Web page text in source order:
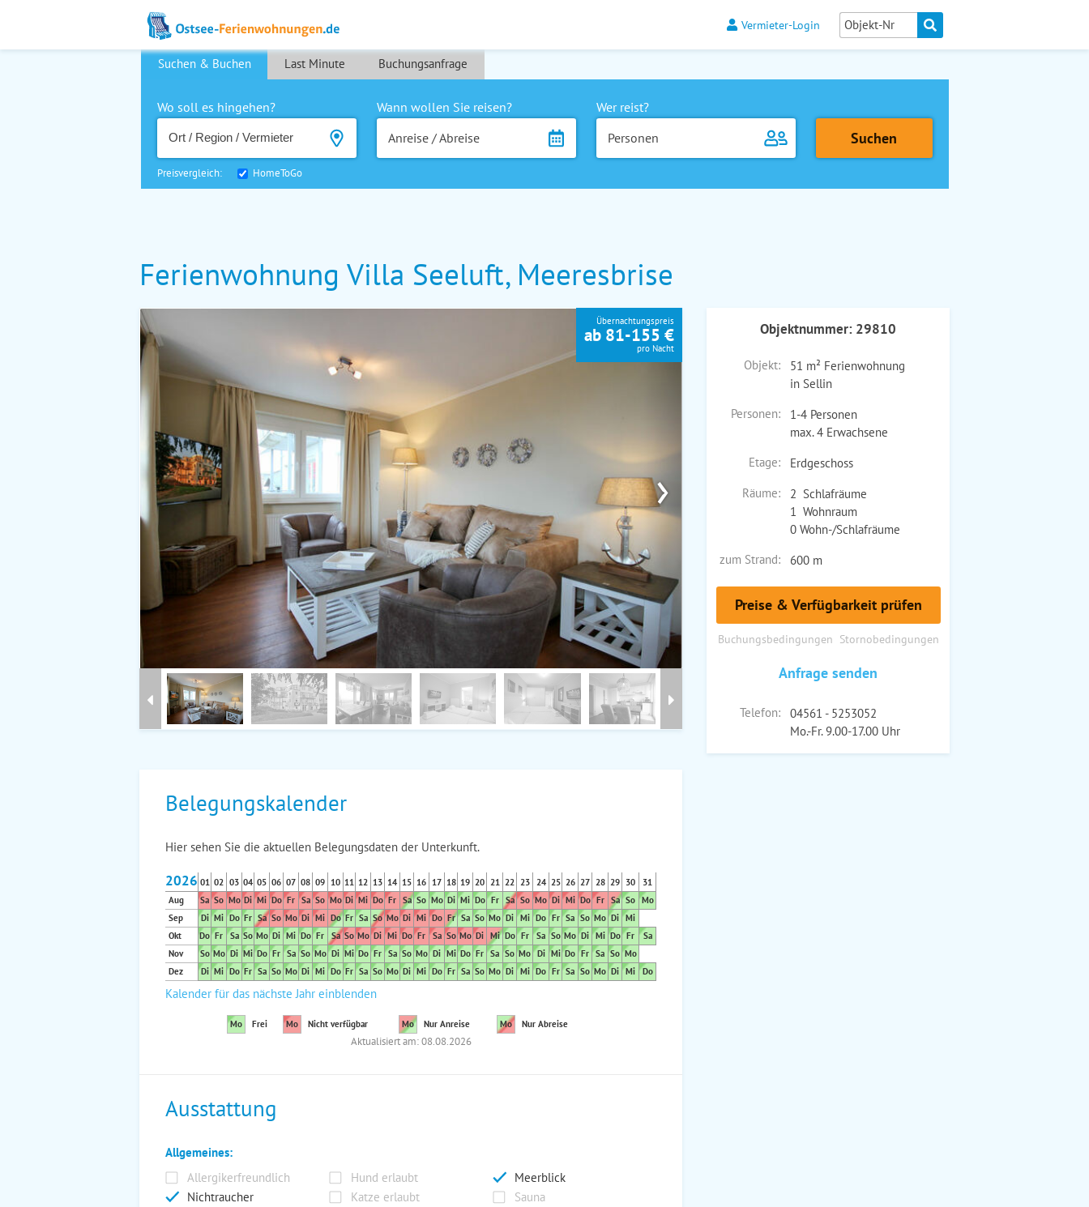
Vermieter-Login
Suchen & Buchen Last Minute Buchungsanfrage
Wo soll es hingehen?
Wann wollen Sie reisen?
Anreise / Abreise
Wer reist?
Personen
Preisvergleich: HomeToGo
Ferienwohnung Villa Seeluft, Meeresbrise
›
Übernachtungspreis
ab 81-155 €
pro Nacht
Objektnummer: 29810
Objekt:
51 m² Ferienwohnung
in Sellin
Personen:
1-4 Personen
max. 4 Erwachsene
Etage:
Erdgeschoss
Räume:
2 Schlafräume
1 Wohnraum
0 Wohn-/Schlafräume
zum Strand:
600 m
Preise & Verfügbarkeit prüfen
Buchungsbedingungen Stornobedingungen
Anfrage senden
Telefon:
04561 - 5253052
Mo.-Fr. 9.00-17.00 Uhr
Belegungskalender
Hier sehen Sie die aktuellen Belegungsdaten der Unterkunft.
2026 01 02 03 04 05 06 07 08 09 10 11 12 13 14 15 16 17 18 19 20 21 22 23 24 25 26 27 28 29 30
31
Aug
Sa So Mo Di Mi Do Fr Sa So Mo Di Mi Do Fr Sa So Mo Di Mi Do Fr Sa So Mo Di Mi Do Fr Sa So Mo
Sep
Di Mi Do Fr Sa So Mo Di Mi Do Fr Sa So Mo Di Mi Do Fr Sa So Mo Di Mi Do Fr Sa So Mo Di Mi
Okt
Do Fr Sa So Mo Di Mi Do Fr Sa So Mo Di Mi Do Fr Sa So Mo Di Mi Do Fr Sa So Mo Di Mi Do Fr
Sa
Nov
So Mo Di Mi Do Fr Sa So Mo Di Mi Do Fr Sa So Mo Di Mi Do Fr Sa So Mo Di Mi Do Fr Sa So Mo
Dez
Di Mi Do Fr Sa So Mo Di Mi Do Fr Sa So Mo Di Mi Do Fr Sa So Mo Di Mi Do Fr Sa So Mo Di Mi Do
Kalender für das nächste Jahr einblenden
Mo Frei Mo Nicht verfügbar Mo Nur Anreise Mo Nur Abreise
Aktualisiert am: 08.08.2026
Ausstattung
Allgemeines:
Allergikerfreundlich
Hund erlaubt
Meerblick
Nichtraucher
Katze erlaubt
Sauna